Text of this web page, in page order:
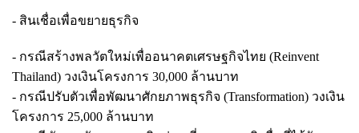
- สินเชื่อเพื่อขยายธุรกิจ
- กรณีสร้างพลวัตใหม่เพื่ออนาคตเศรษฐกิจไทย (Reinvent
Thailand) วงเงินโครงการ 30,000 ล้านบาท
- กรณีปรับตัวเพื่อพัฒนาศักยภาพธุรกิจ (Transformation) วงเงิน
โครงการ 25,000 ล้านบาท